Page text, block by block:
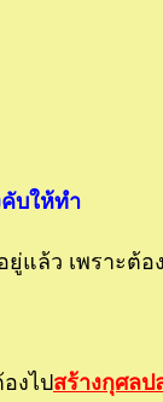
บให้ทำ
แล้ว เพราะต้
งไปสร้างกุศล